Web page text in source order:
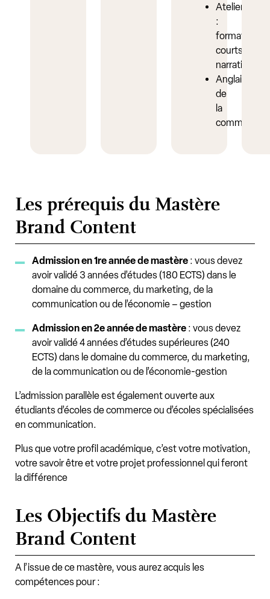
Atelier
:
formats
courts
narratifs
Anglais
de
la
Les prérequis du Mastère
Brand Content
Admission en 1re année de mastère : vous devez
avoir validé 3 années d’études (180 ECTS) dans le
domaine du commerce, du marketing, de la
communication ou de l’économie – gestion
Admission en 2e année de mastère : vous devez
avoir validé 4 années d’études supérieures (240
ECTS) dans le domaine du commerce, du marketing,
de la communication ou de l’économie-gestion
L’admission parallèle est également ouverte aux
étudiants d’écoles de commerce ou d’écoles spécialisées
en communication.
Plus que votre profil académique, c’est votre motivation,
votre savoir être et votre projet professionnel qui feront
la différence
Les Objectifs du Mastère
Brand Content
A l’issue de ce mastère, vous aurez acquis les
compétences pour :